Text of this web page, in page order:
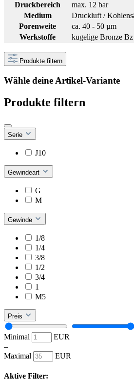
Druckbereich
max. 12 bar
Medium
Druckluft /
Porenweite
ca. 40 - 50 µm
Werkstoffe
kugelige Bronze
Produkte filtern
Wähle deine Artikel-Variante
Produkte filtern
Serie
J10
Gewindeart
G
M
Gewinde
1/8
1/4
3/8
1/2
3/4
1
M5
Preis
Minimal
EUR
–
Maximal
EUR
Aktive Filter: